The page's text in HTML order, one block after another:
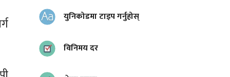
युनिकोडमा टाइप गर्नुहोस्
विनिमय दर